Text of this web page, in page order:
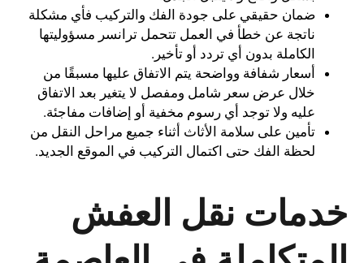
ضمان حقيقي على جودة الفك والتركيب فأي مشكلة
ناتجة عن خطأ في العمل تتحمل ترانسر مسؤوليتها
الكاملة بدون أي تردد أو تأخير.
أسعار شفافة وواضحة يتم الاتفاق عليها مسبقًا من
خلال عرض سعر شامل ومفصل لا يتغير بعد الاتفاق
عليه ولا توجد أي رسوم مخفية أو إضافات مفاجئة.
تأمين على سلامة الأثاث أثناء جميع مراحل النقل من
لحظة الفك حتى اكتمال التركيب في الموقع الجديد.
خدمات نقل العفش